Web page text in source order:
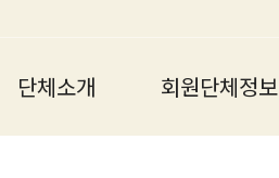
단체소개 회원단체정보